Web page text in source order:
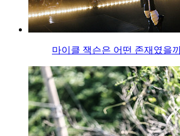
마이클 잭슨은 어떤 존재였을